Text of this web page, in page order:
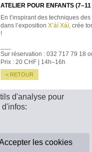
d'analyse pour
les cookies
ATELIER POUR ENFANTS
En t’inspirant des techniques
dans l’exposition X’áí Xàì, crée
!
Sur réservation : 032 717 79 18
Prix : 20 CHF | 14h–16h
< RETOUR